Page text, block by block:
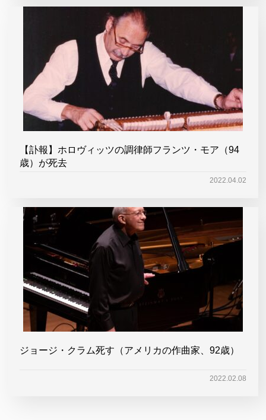
【訃報】ホロヴィッツの調律師フランツ・モア（94
歳）が死去
2022.04.02
ジョージ・クラム死す（アメリカの作曲家、92歳）
2022.02.08